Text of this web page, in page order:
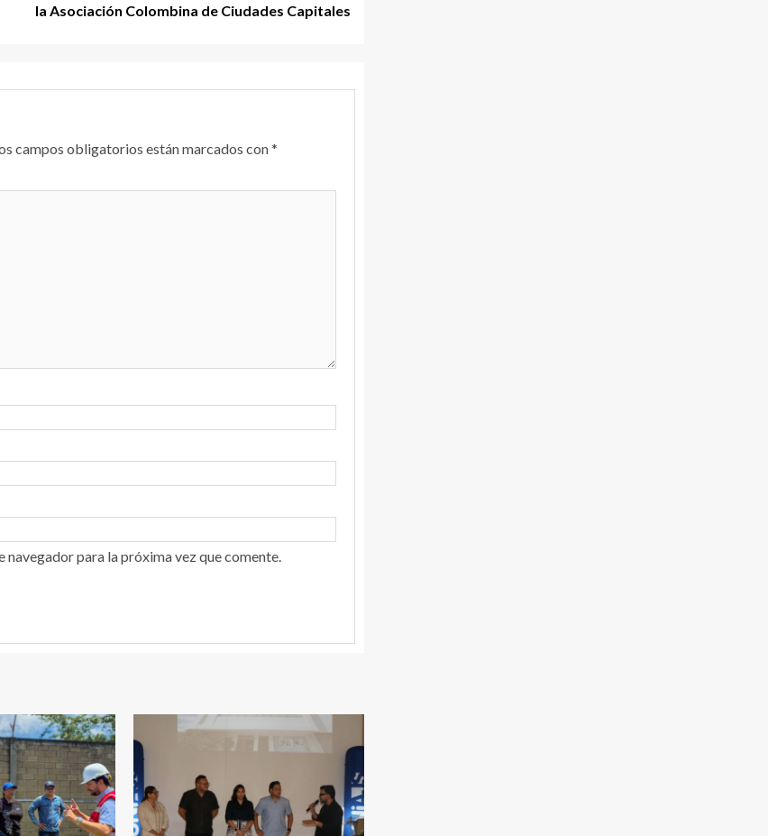
la Asociación Colombina de Ciudades Capitales
campos obligatorios están marcados con*
para la próxima vez que comente.